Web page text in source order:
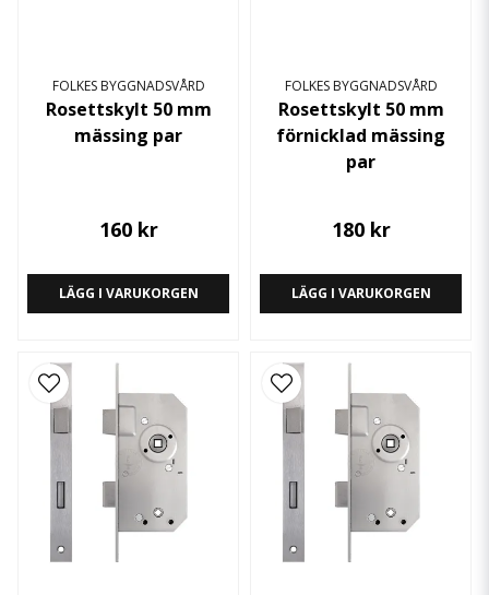
FOLKES BYGGNADSVÅRD
Rosettskylt 50 mm
mässing par
160 kr
LÄGG I VARUKORGEN
FOLKES BYGGNADSVÅRD
Rosettskylt 50 mm
förnicklad mässing
par
180 kr
LÄGG I VARUKORGEN